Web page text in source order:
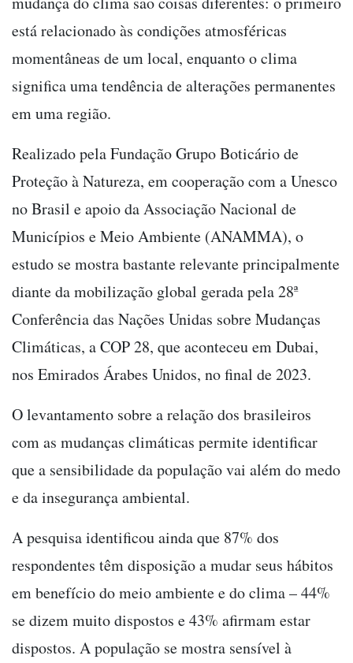
está relacionado às condições atmosféricas
momentâneas de um local, enquanto o clima
significa uma tendência de alterações permanentes
em uma região.
Realizado pela Fundação Grupo Boticário de
Proteção à Natureza, em cooperação com a Unesco
no Brasil e apoio da Associação Nacional de
Municípios e Meio Ambiente (ANAMMA), o
estudo se mostra bastante relevante principalmente
diante da mobilização global gerada pela 28ª
Conferência das Nações Unidas sobre Mudanças
Climáticas, a COP 28, que aconteceu em Dubai,
nos Emirados Árabes Unidos, no final de 2023.
O levantamento sobre a relação dos brasileiros
com as mudanças climáticas permite identificar
que a sensibilidade da população vai além do medo
e da insegurança ambiental.
A pesquisa identificou ainda que 87% dos
respondentes têm disposição a mudar seus hábitos
em benefício do meio ambiente e do clima – 44%
se dizem muito dispostos e 43% afirmam estar
dispostos. A população se mostra sensível à